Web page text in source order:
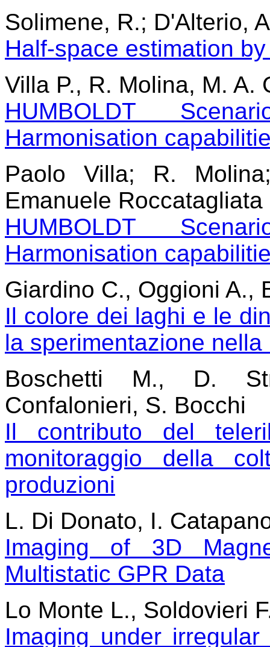
Solimene, R.; D'Alterio,
Half-space estimation
Villa P., R. Molina, M. A.
HUMBOLDT
Harmonisation
Paolo Villa; R.
Emanuele Roccatagliata
HUMBOLDT
Harmonisation
Giardino C., Oggioni A.,
Il colore dei laghi e le
la sperimentazione
Boschetti M., D.
Confalonieri, S. Bocchi
Il contributo del
monitoraggio della
produzioni
L. Di Donato, I.
Imaging of 3D
Multistatic GPR Data
Lo Monte L., Soldovieri
Imaging under